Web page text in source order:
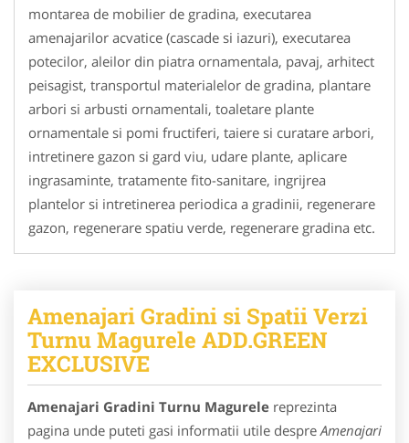
montarea de mobilier de gradina, executarea
amenajarilor acvatice (cascade si iazuri), executarea
potecilor, aleilor din piatra ornamentala, pavaj, arhitect
peisagist, transportul materialelor de gradina, plantare
arbori si arbusti ornamentali, toaletare plante
ornamentale si pomi fructiferi, taiere si curatare arbori,
intretinere gazon si gard viu, udare plante, aplicare
ingrasaminte, tratamente fito-sanitare, ingrijrea
plantelor si intretinerea periodica a gradinii, regenerare
gazon, regenerare spatiu verde, regenerare gradina etc.
Amenajari Gradini si Spatii Verzi
Turnu Magurele ADD.GREEN
EXCLUSIVE
Amenajari Gradini Turnu Magurele reprezinta
pagina unde puteti gasi informatii utile despre Amenajari